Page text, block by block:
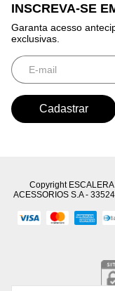
INSCREVA-SE
Garanta acesso
exclusivas.
Copyright
ACESSORIOS S.A -